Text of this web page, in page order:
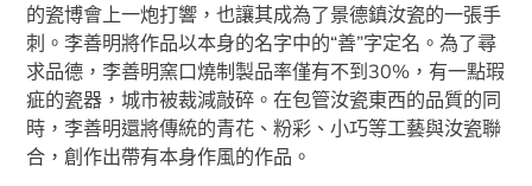
的瓷博會上一炮打響，也讓其成為了景德鎮汝瓷的一張手
刺。李善明將作品以本身的名字中的“善”字定名。為了尋
求品德，李善明窯口燒制製品率僅有不到30%，有一點瑕
疵的瓷器，城市被裁減敲碎。在包管汝瓷東西的品質的同
時，李善明還將傳統的青花、粉彩、小巧等工藝與汝瓷聯
合，創作出帶有本身作風的作品。